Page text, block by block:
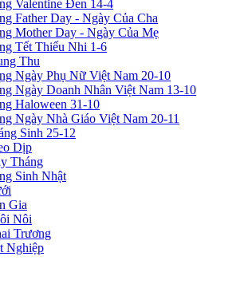
Valentine Đen 14-4
Father Day - Ngày Của Cha
Mother Day - Ngày Của Mẹ
Tết Thiếu Nhi 1-6
Thu
Ngày Phụ Nữ Việt Nam 20-10
Ngày Doanh Nhân Việt Nam 13-10
Haloween 31-10
Ngày Nhà Giáo Việt Nam 20-11
Sinh 25-12
Dịp
Tháng
Sinh Nhật
Gia
Nôi
Trương
Nghiệp